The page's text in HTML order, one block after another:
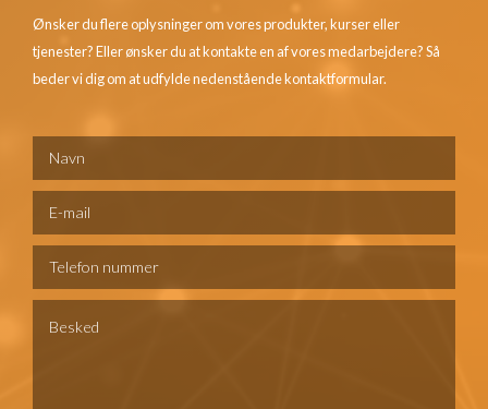
Ønsker du flere oplysninger om vores produkter, kurser eller
tjenester? Eller ønsker du at kontakte en af vores medarbejdere? Så
beder vi dig om at udfylde nedenstående kontaktformular.